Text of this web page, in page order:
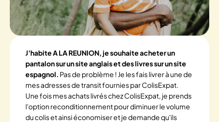
J'habite A LA REUNION, je souhaite acheter un
pantalon sur un site anglais et des livres sur un site
espagnol. Pas de problème ! Je les fais livrer à une de
mes adresses de transit fournies par ColisExpat.
Une fois mes achats livrés chez ColisExpat, je prends
l'option reconditionnement pour diminuer le volume
du colis et ainsi économiser et je demande qu'ils